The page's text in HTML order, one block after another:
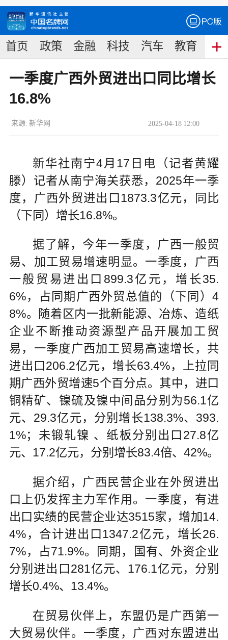
首页 政策 金融 科技 汽车 教育 食
一季度广西外贸进出口同比增长
16.8%
2025-04-18 12:00
来源: 新华网
新华社南宁4月17日电（记者黄耀
滕）记者从南宁海关获悉，2025年一季
度，广西外贸进出口1873.3亿元，同比
（下同）增长16.8%。
据了解，今年一季度，广西一般贸
易、加工贸易增速明显。一季度，广西
一般贸易进出口899.3亿元，增长35.
6%，占同期广西外贸总值的（下同）4
8%。随着区内一批新能源、冶炼、造纸
企业不断推动资源型产品开展加工贸
易，一季度广西加工贸易高速增长，共
进出口206.2亿元，增长63.4%，上拉同
期广西外贸增速5个百分点。其中，进口
铜精矿、镍硫及镍中间品分别为56.1亿
元、29.3亿元，分别增长138.3%、393.
1%；未锻轧镍 、纸板分别出口27.8亿
元、17.2亿元，分别增长83.4倍、42%。
据介绍，广西民营企业在外贸进出
口上仍发挥主力军作用。一季度，有进
出口实绩的民营企业达3515家，增加14.
4%，合计进出口1347.2亿元，增长26.
7%，占71.9%。同期，国有、外资企业
分别进出口281亿元、176.1亿元，分别
增长0.4%、13.4%。
在贸易伙伴上，东盟仍是广西第一
大贸易伙伴。一季度，广西对东盟进出